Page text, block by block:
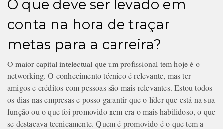
O que deve ser levado em
conta na hora de traçar
metas para a carreira?
O maior capital intelectual que um profissional tem hoje é o
networking. O conhecimento técnico é relevante, mas ter
amigos e créditos com pessoas são mais relevantes. Estou todos
os dias nas empresas e posso garantir que o líder que está na sua
função ou o que foi promovido nem era o mais habilidoso, o que
se destacava tecnicamente. Quem é promovido é o que tem a